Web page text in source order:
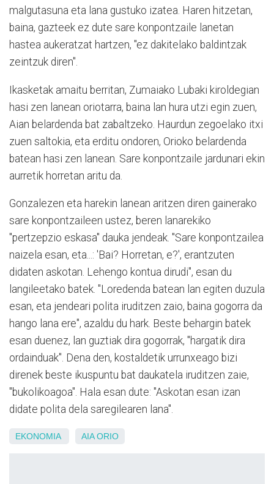
malgutasuna eta lana gustuko izatea. Haren hitzetan,
baina, gazteek ez dute sare konpontzaile lanetan
hastea aukeratzat hartzen, "ez dakitelako baldintzak
zeintzuk diren".
Ikasketak amaitu berritan, Zumaiako Lubaki kiroldegian
hasi zen lanean oriotarra, baina lan hura utzi egin zuen,
Aian belardenda bat zabaltzeko. Haurdun zegoelako itxi
zuen saltokia, eta erditu ondoren, Orioko belardenda
batean hasi zen lanean. Sare konpontzaile jardunari ekin
aurretik horretan aritu da.
Gonzalezen eta harekin lanean aritzen diren gainerako
sare konpontzaileen ustez, beren lanarekiko
"pertzepzio eskasa" dauka jendeak. "Sare konpontzailea
naizela esan, eta...: 'Bai? Horretan, e?', erantzuten
didaten askotan. Lehengo kontua dirudi", esan du
langileetako batek. "Loredenda batean lan egiten duzula
esan, eta jendeari polita iruditzen zaio, baina gogorra da
hango lana ere", azaldu du hark. Beste behargin batek
esan duenez, lan guztiak dira gogorrak, "hargatik dira
ordainduak". Dena den, kostaldetik urrunxeago bizi
direnek beste ikuspuntu bat daukatela iruditzen zaie,
"bukolikoagoa". Hala esan dute: "Askotan esan izan
didate polita dela saregilearen lana".
EKONOMIA AIA ORIO